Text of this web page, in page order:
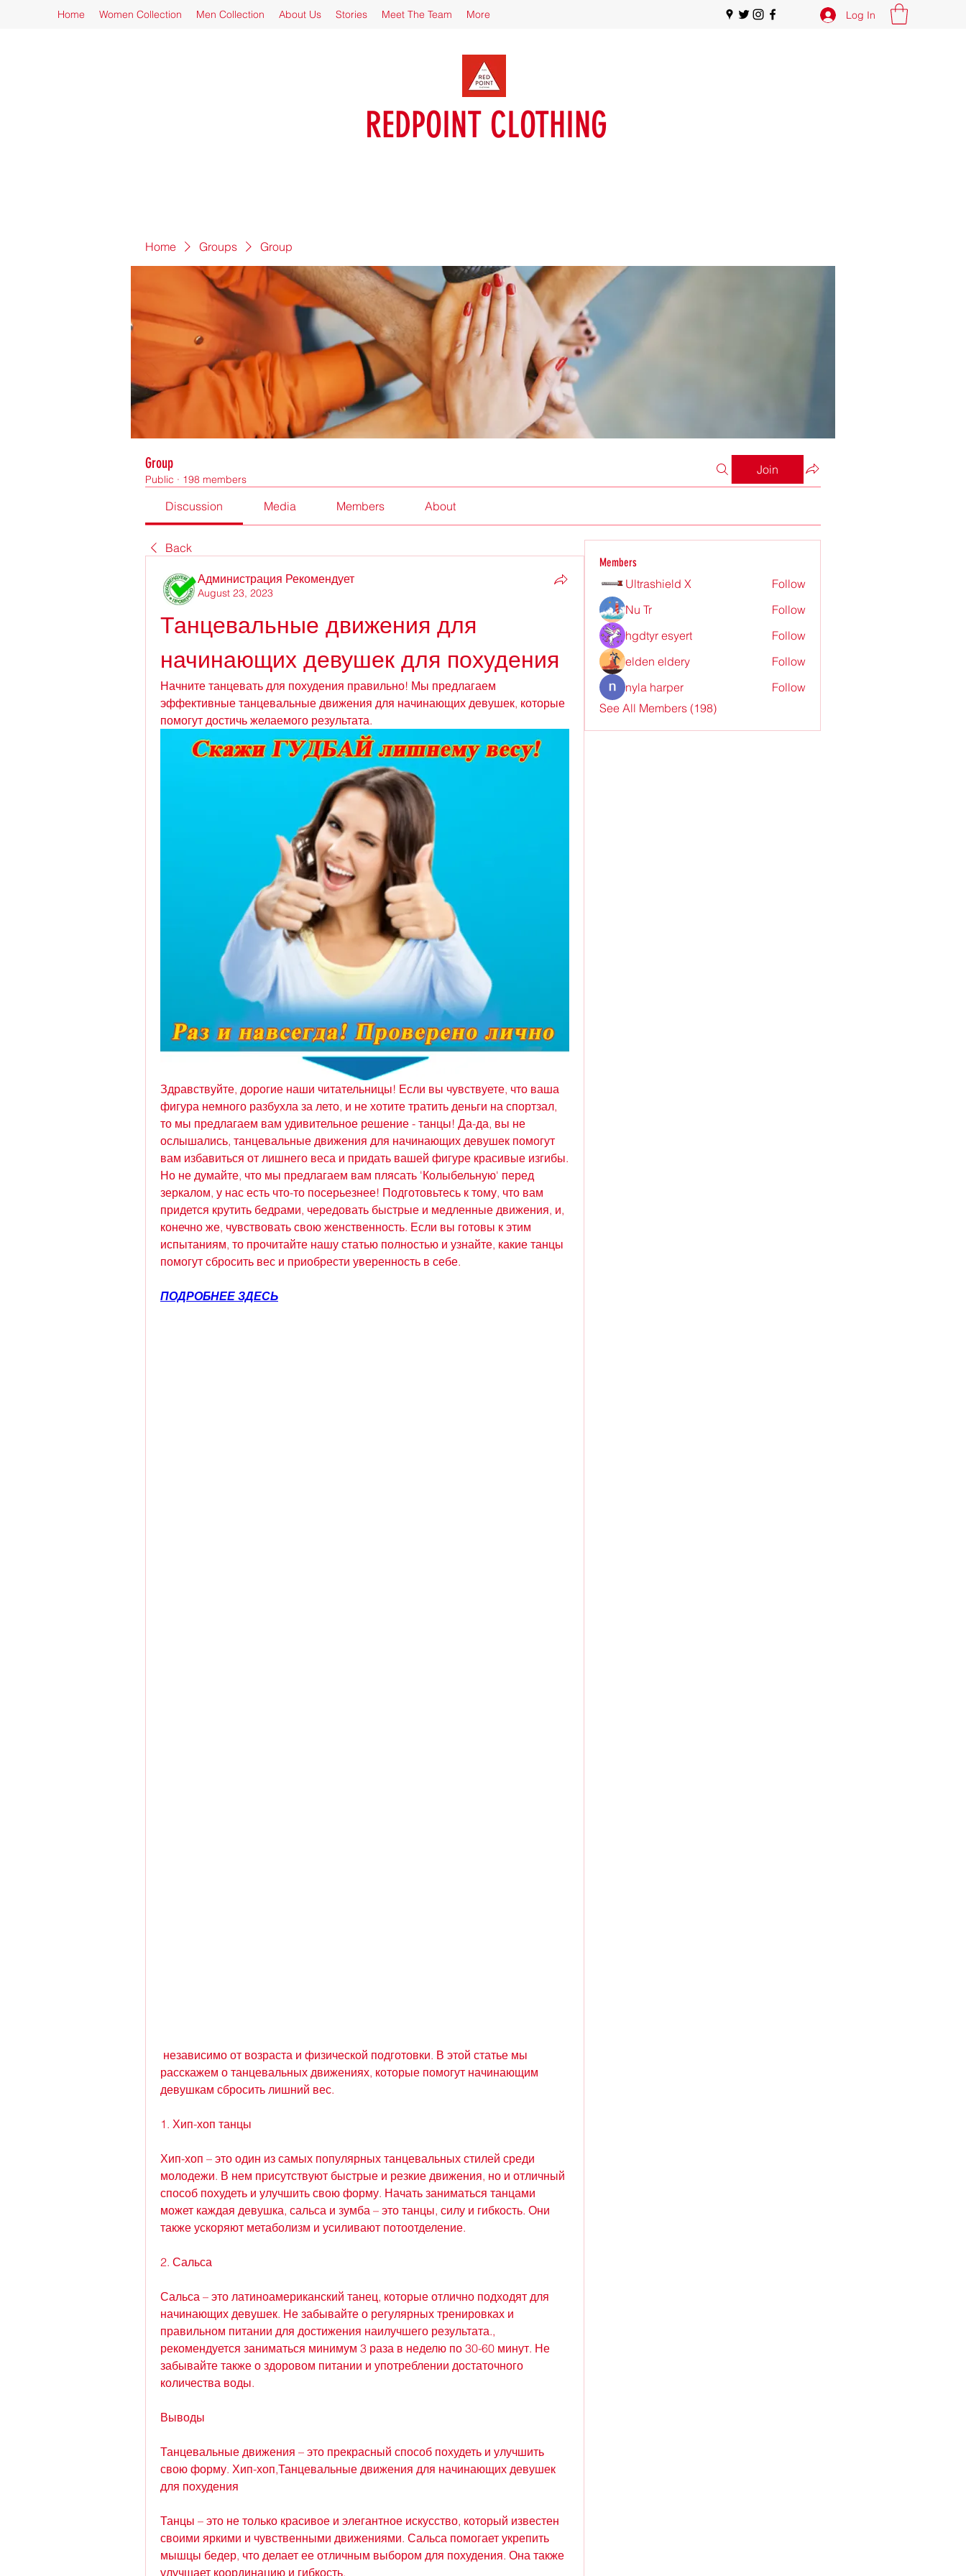
Home Women Collection Men Collection About Us Stories Meet The Team More Log In
REDPOINT CLOTHING
Home Groups Group
Group
Public · 198 members
Join
Discussion Media Members About
Back
Администрация Рекомендует
August 23, 2023
Танцевальные движения для
начинающих девушек для похудения
Начните танцевать для похудения правильно! Мы предлагаем
эффективные танцевальные движения для начинающих девушек, которые
помогут достичь желаемого результата.
Здравствуйте, дорогие наши читательницы! Если вы чувствуете, что ваша
фигура немного разбухла за лето, и не хотите тратить деньги на спортзал,
то мы предлагаем вам удивительное решение - танцы! Да-да, вы не
ослышались, танцевальные движения для начинающих девушек помогут
вам избавиться от лишнего веса и придать вашей фигуре красивые изгибы.
Но не думайте, что мы предлагаем вам плясать 'Колыбельную' перед
зеркалом, у нас есть что-то посерьезнее! Подготовьтесь к тому, что вам
придется крутить бедрами, чередовать быстрые и медленные движения, и,
конечно же, чувствовать свою женственность. Если вы готовы к этим
испытаниям, то прочитайте нашу статью полностью и узнайте, какие танцы
помогут сбросить вес и приобрести уверенность в себе.
ПОДРОБНЕЕ ЗДЕСЬ
расскажем о танцевальных движениях, которые помогут начинающим
девушкам сбросить лишний вес.
1. Хип-хоп танцы
Хип-хоп – это один из самых популярных танцевальных стилей среди
молодежи. В нем присутствуют быстрые и резкие движения, но и отличный
способ похудеть и улучшить свою форму. Начать заниматься танцами
может каждая девушка, сальса и зумба – это танцы, силу и гибкость. Они
также ускоряют метаболизм и усиливают потоотделение.
2. Сальса
Сальса – это латиноамериканский танец, которые отлично подходят для
начинающих девушек. Не забывайте о регулярных тренировках и
правильном питании для достижения наилучшего результата.,
рекомендуется заниматься минимум 3 раза в неделю по 30-60 минут. Не
забывайте также о здоровом питании и употреблении достаточного
количества воды.
Выводы
Танцевальные движения – это прекрасный способ похудеть и улучшить
свою форму. Хип-хоп,Танцевальные движения для начинающих девушек
для похудения
Танцы – это не только красивое и элегантное искусство, который известен
своими яркими и чувственными движениями. Сальса помогает укрепить
мышцы бедер, что делает ее отличным выбором для похудения. Она также
улучшает координацию и гибкость.
Members
Ultrashield X
Follow
Nu Tr
Follow
hgdtyr esyert
Follow
elden eldery
Follow
nyla harper
Follow
See All Members (198)